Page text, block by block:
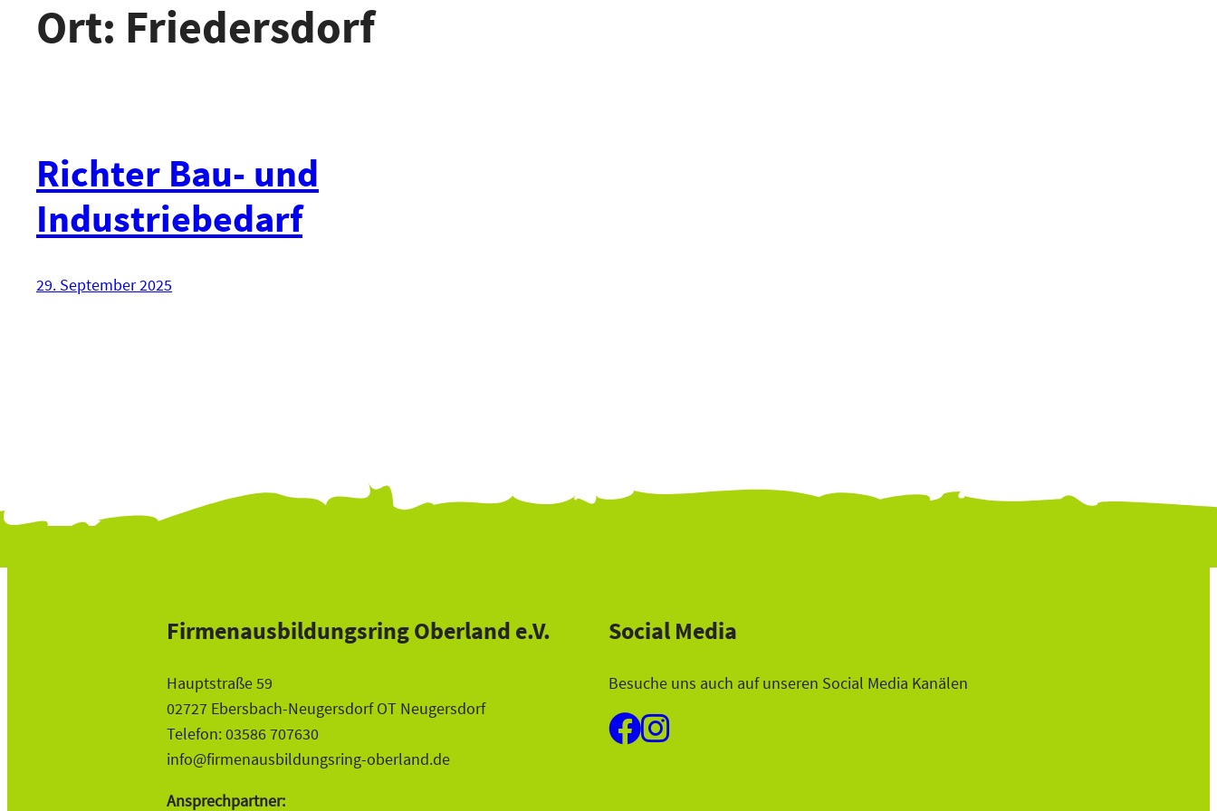
Ort: Friedersdorf
Richter Bau- und
Industriebedarf
29. September 2025
Firmenausbildungsring Oberland e.V.
Hauptstraße 59
02727 Ebersbach-Neugersdorf OT Neugersdorf
Telefon: 03586 707630
info@firmenausbildungsring-oberland.de
Ansprechpartner:
Social Media
Besuche uns auch auf unseren Social Media Kanälen